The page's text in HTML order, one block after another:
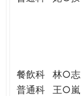
WAGOR
TODAY
餐飲科
林○志
普通科
王○嵐